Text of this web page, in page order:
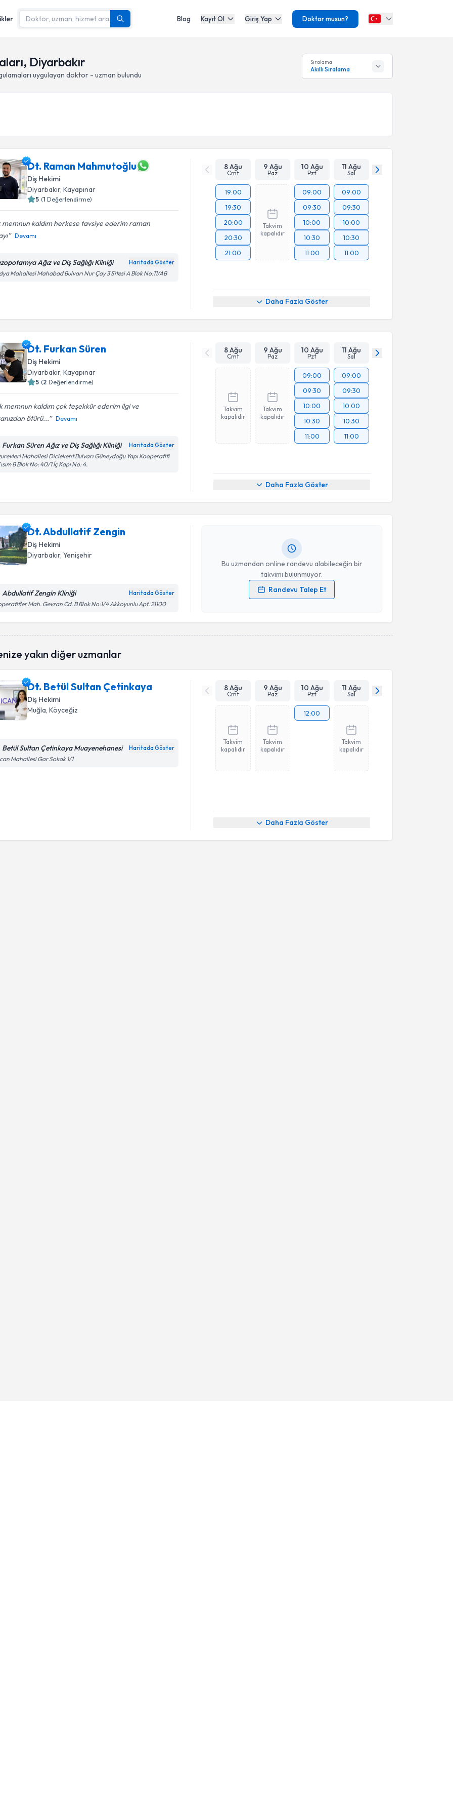
Blog Kayıt Ol Giriş Yap Doktor musun?
Diyarbakır
uygulayan doktor - uzman bulundu
Sıralama
Akıllı Sıralama
Dt. Raman Mahmutoğlu
Diş Hekimi
Diyarbakır, Kayapınar
5 (1 Değerlendirme)
memnun kaldım herkese tavsiye ederim raman
Devamı
Ağız ve Diş Sağlığı Kliniği Haritada Göster
Mahallesi Mahabad Bulvarı Nur Çay 3 Sitesi A Blok No:11/AB
8 Ağu
Cmt
9 Ağu
Paz
10 Ağu
Pzt
11 Ağu
Sal
19:00
19:30
20:00
20:30
21:00
Takvim
kapalıdır
09:00
09:30
10:00
10:30
11:00
09:00
09:30
10:00
10:30
11:00
Daha Fazla Göster
Dt. Furkan Süren
Diş Hekimi
Diyarbakır, Kayapınar
5 (2 Değerlendirme)
memnun kaldım çok teşekkür ederim ilgi ve
ötürü...
Devamı
Süren Ağız ve Diş Sağlığı Kliniği Haritada Göster
Mahallesi Diclekent Bulvarı Güneydoğu Yapı Kooperatifi
B Blok No: 40/1 İç Kapı No: 4.
8 Ağu
Cmt
9 Ağu
Paz
10 Ağu
Pzt
11 Ağu
Sal
Takvim
kapalıdır
Takvim
kapalıdır
09:00
09:30
10:00
10:30
11:00
09:00
09:30
10:00
10:30
11:00
Daha Fazla Göster
Dt. Abdullatif Zengin
Diş Hekimi
Diyarbakır, Yenişehir
Abdullatif Zengin Kliniği Haritada Göster
Mah. Gevran Cd. B Blok No:1/4 Akkoyunlu Apt. 21100
Bu uzmandan online randevu alabileceğin bir
takvimi bulunmuyor.
Randevu Talep Et
Randevu Takvimi Talebi
Kişisel verilerimin işlenmesine ilişkinAydınlatma Metni
işlenmesini kabul ediyorum.
yakın diğer uzmanlar
Dt. Betül Sultan Çetinkaya
Diş Hekimi
Muğla, Köyceğiz
Betül Sultan Çetinkaya Muayenehanesi Haritada Göster
Mahallesi Gar Sokak 1/1
8 Ağu
Cmt
9 Ağu
Paz
10 Ağu
Pzt
11 Ağu
Sal
Takvim
kapalıdır
Takvim
kapalıdır
12:00
Takvim
kapalıdır
Daha Fazla Göster